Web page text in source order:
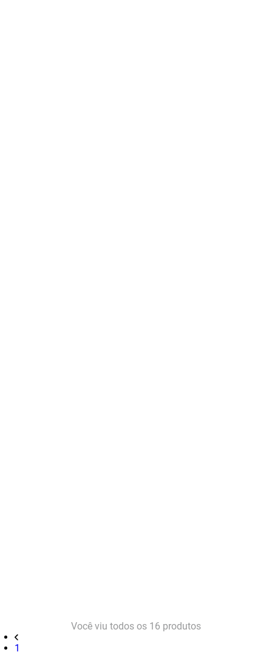
Você viu todos os 16 produtos
1